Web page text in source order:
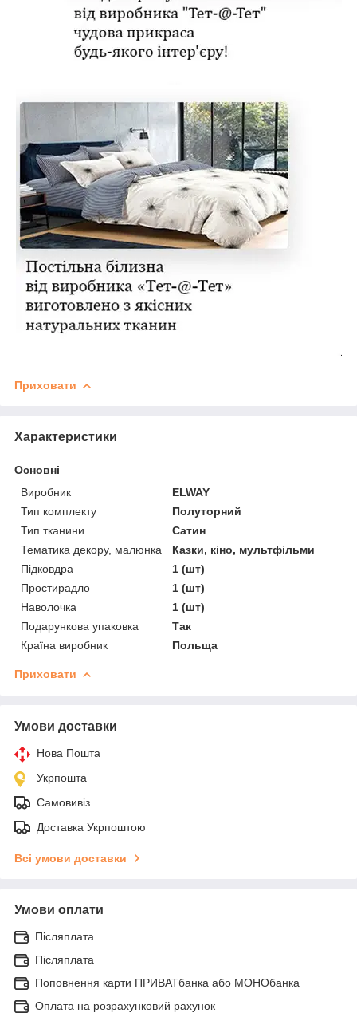
Приховати
Характеристики
Основні
Виробник
ELWAY
Тип комплекту
Полуторний
Тип тканини
Сатин
Тематика декору, малюнка
Казки, кіно, мультфільми
Підковдра
1 (шт)
Простирадло
1 (шт)
Наволочка
1 (шт)
Подарункова упаковка
Так
Країна виробник
Польща
Приховати
Умови доставки
Нова Пошта
Укрпошта
Самовивіз
Доставка Укрпоштою
Всі умови доставки
Умови оплати
Післяплата
Післяплата
Поповнення карти ПРИВАТбанка або МОНОбанка
Оплата на розрахунковий рахунок